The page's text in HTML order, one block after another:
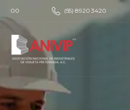
(55) 8920 3420